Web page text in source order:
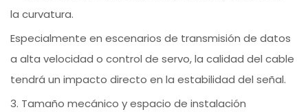
la curvatura.
Especialmente en escenarios de transmisión de datos
a alta velocidad o control de servo, la calidad del cable
tendrá un impacto directo en la estabilidad del señal.
3. Tamaño mecánico y espacio de instalación